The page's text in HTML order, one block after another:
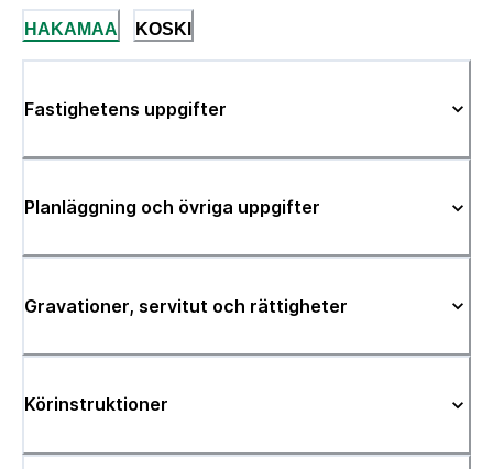
HAKAMAA KOSKI
Fastighetens uppgifter
Planläggning och övriga uppgifter
Gravationer, servitut och rättigheter
Körinstruktioner